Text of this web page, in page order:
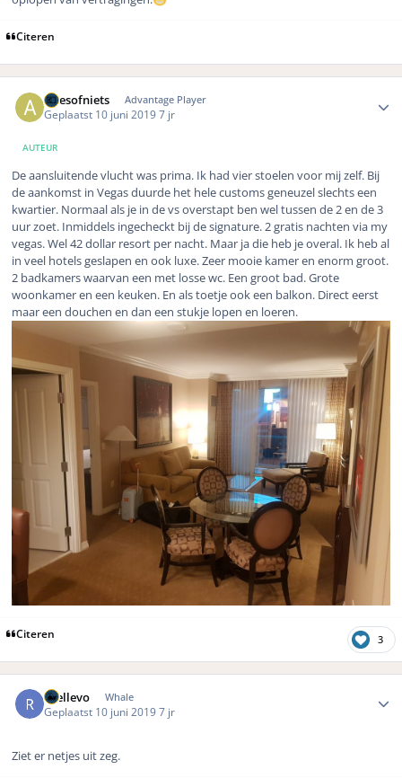
Citeren
Allesofniets Advantage Player
Geplaatst 10 juni 20197 jr
AUTEUR
De aansluitende vlucht was prima. Ik had vier stoelen voor mij zelf. Bij
de aankomst in Vegas duurde het hele customs geneuzel slechts een
kwartier. Normaal als je in de vs overstapt ben wel tussen de 2 en de 3
uur zoet. Inmiddels ingecheckt bij de signature. 2 gratis nachten via my
vegas. Wel 42 dollar resort per nacht. Maar ja die heb je overal. Ik heb al
in veel hotels geslapen en ook luxe. Zeer mooie kamer en enorm groot.
2 badkamers waarvan een met losse wc. Een groot bad. Grote
woonkamer en een keuken. En als toetje ook een balkon. Direct eerst
maar een douchen en dan een stukje lopen en loeren.
Citeren 3
rhellevo Whale
Geplaatst 10 juni 20197 jr
Ziet er netjes uit zeg.